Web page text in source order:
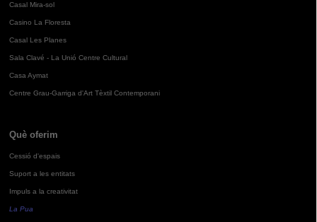
Casal Mira-sol
Casino La Floresta
Casal Les Planes
Sala Clavé - La Unió Centre Cultural
Casa Aymat
Centre Grau-Garriga d'Art Tèxtil Contemporani
Què oferim
Cessió d'espais
Suport a les entitats
Impuls a la creativitat
La Pua